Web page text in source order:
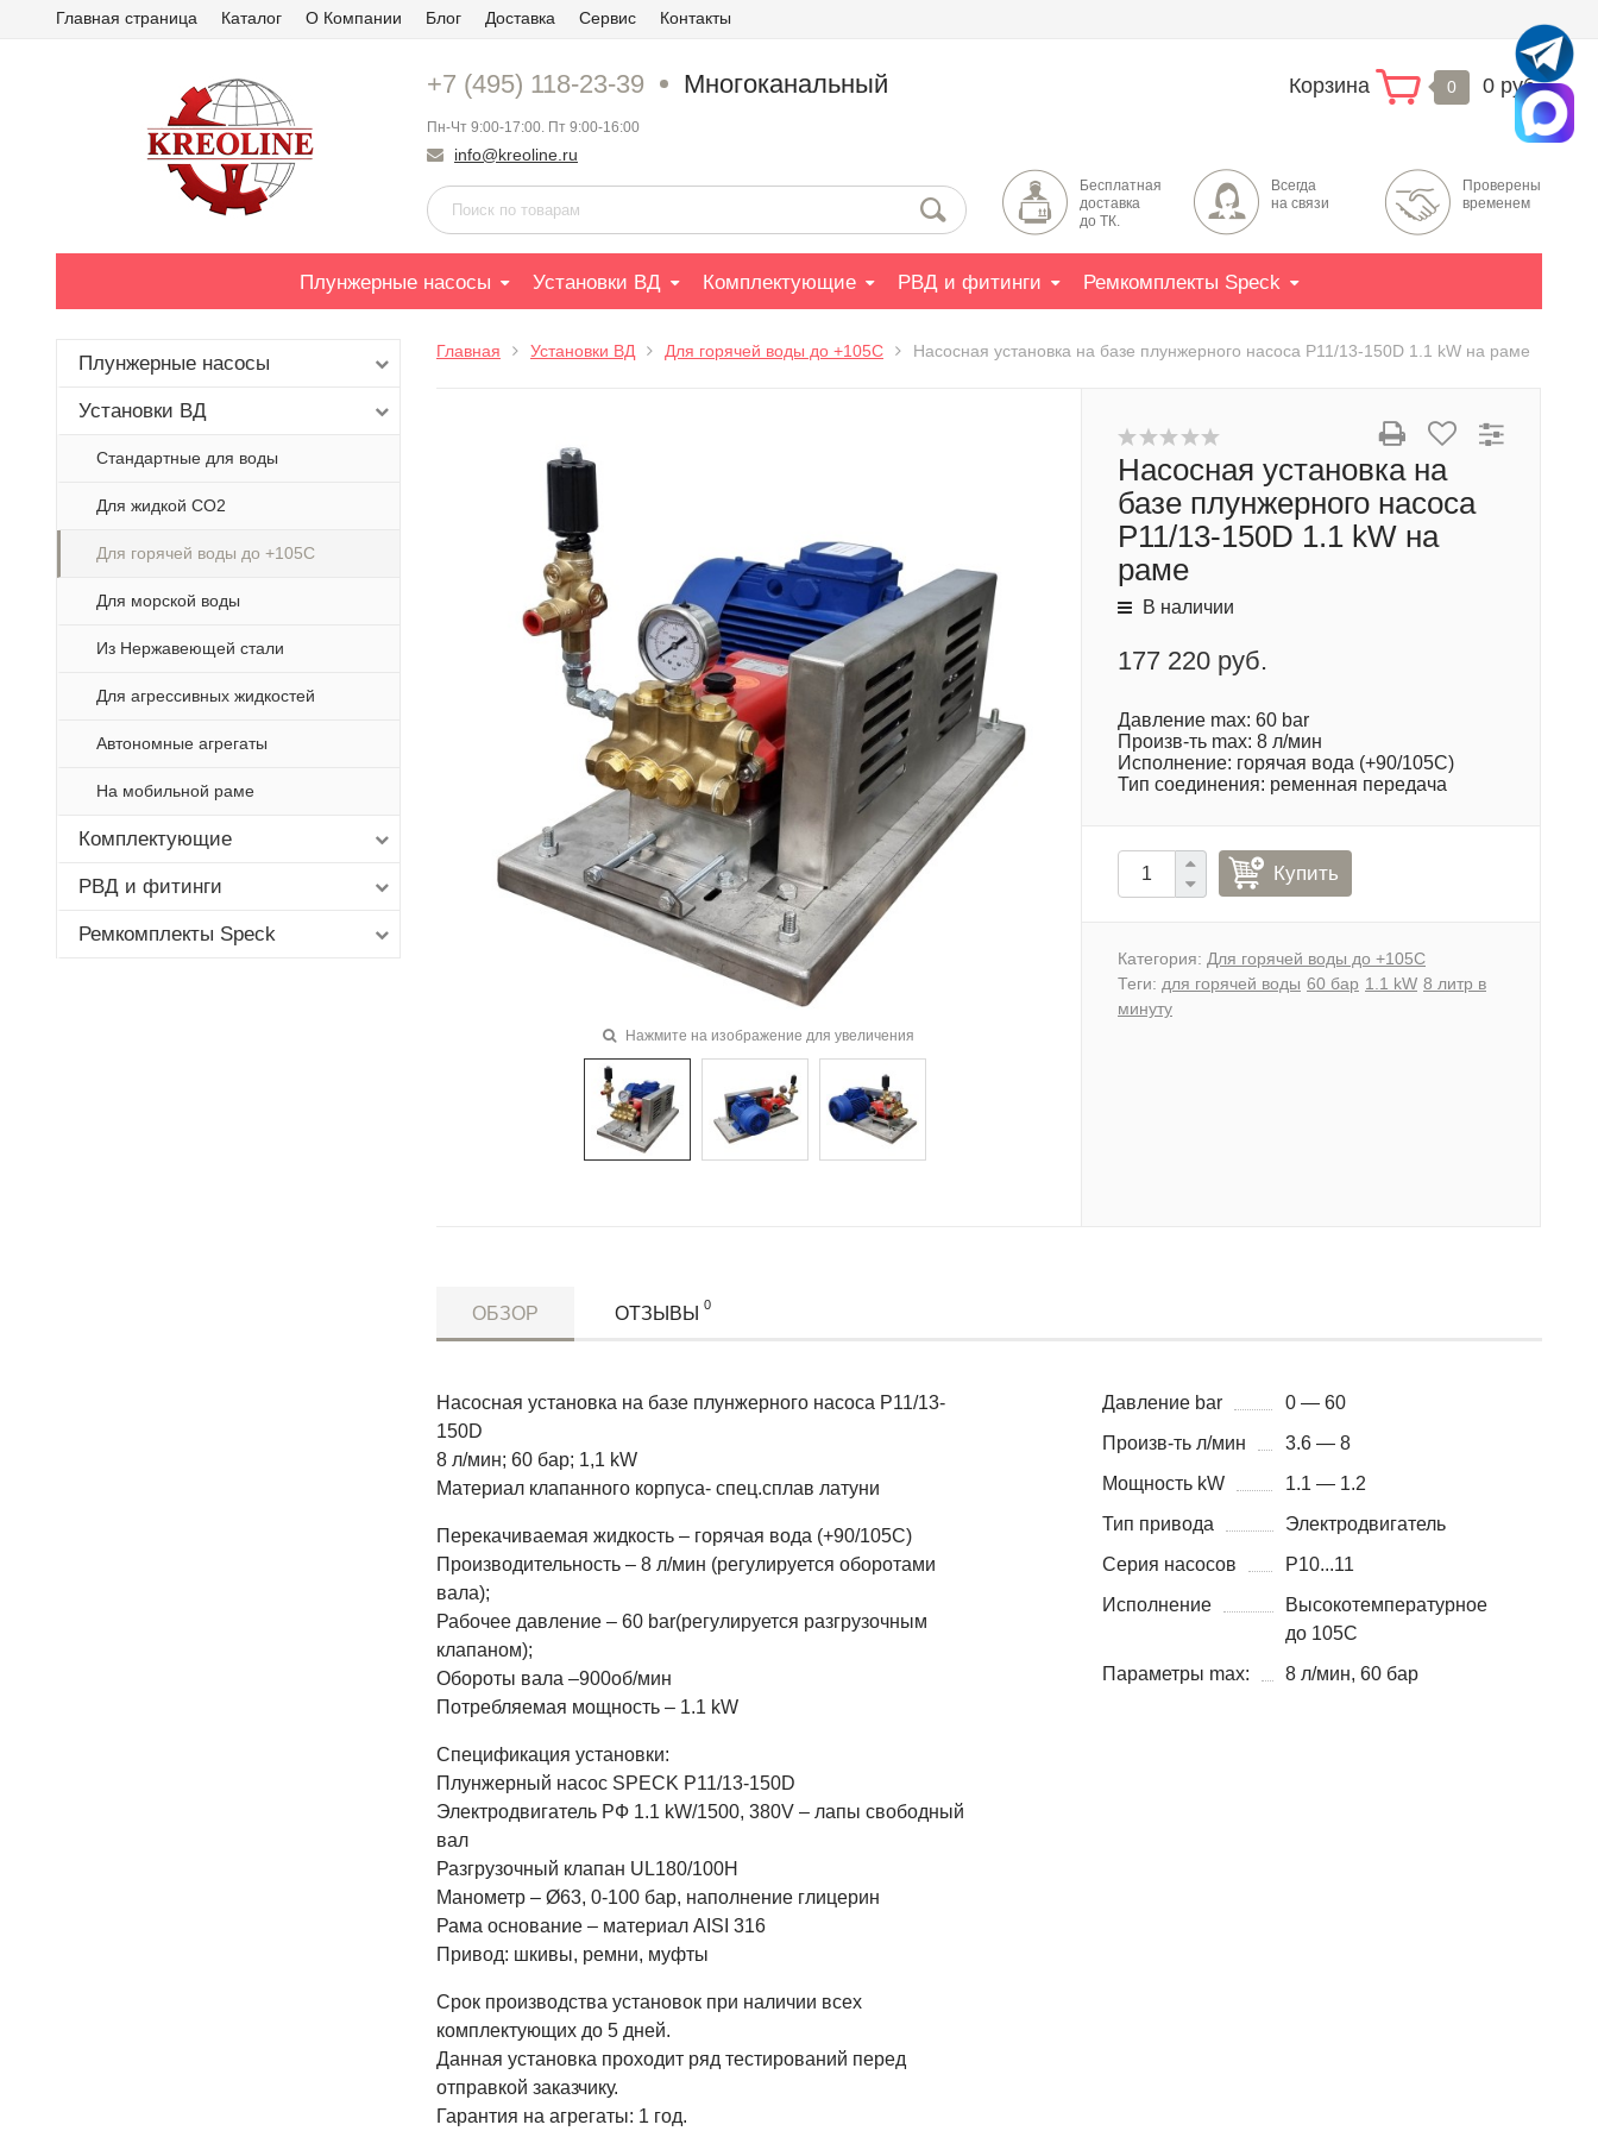
Главная страница Каталог О Компании Блог Доставка Сервис Контакты
+7 (495) 118-23-39 Многоканальный
Пн-Чт 9:00-17:00. Пт 9:00-16:00
info@kreoline.ru
Корзина 0 0 руб.
Бесплатная
доставка
до ТК.
Всегда
на связи
Проверены
временем
Плунжерные насосы Установки ВД Комплектующие РВД и фитинги Ремкомплекты Speck
Плунжерные насосы
Установки ВД
Стандартные для воды
Для жидкой СО2
Для горячей воды до +105С
Для морской воды
Из Нержавеющей стали
Для агрессивных жидкостей
Автономные агрегаты
На мобильной раме
Комплектующие
РВД и фитинги
Ремкомплекты Speck
Главная Установки ВД Для горячей воды до +105С Насосная установка на базе плунжерного насоса P11/13-150D 1.1 kW на раме
Нажмите на изображение для увеличения
Насосная установка на
базе плунжерного насоса
P11/13-150D 1.1 kW на
раме
В наличии
177 220 руб.
Давление max: 60 bar
Произв-ть max: 8 л/мин
Исполнение: горячая вода (+90/105С)
Тип соединения: ременная передача
Купить
Категория: Для горячей воды до +105С
Теги: для горячей воды 60 бар 1.1 kW 8 литр в
минуту
ОБЗОР ОТЗЫВЫ 0
Насосная установка на базе плунжерного насоса P11/13-
150D
8 л/мин; 60 бар; 1,1 kW
Материал клапанного корпуса- спец.сплав латуни
Перекачиваемая жидкость – горячая вода (+90/105С)
Производительность – 8 л/мин (регулируется оборотами
вала);
Рабочее давление – 60 bar(регулируется разгрузочным
клапаном);
Обороты вала –900об/мин
Потребляемая мощность – 1.1 kW
Спецификация установки:
Плунжерный насос SPECK P11/13-150D
Электродвигатель РФ 1.1 kW/1500, 380V – лапы свободный
вал
Разгрузочный клапан UL180/100H
Манометр – Ø63, 0-100 бар, наполнение глицерин
Рама основание – материал AISI 316
Привод: шкивы, ремни, муфты
Срок производства установок при наличии всех
комплектующих до 5 дней.
Данная установка проходит ряд тестирований перед
отправкой заказчику.
Гарантия на агрегаты: 1 год.
Давление bar
0 — 60
Произв-ть л/мин
3.6 — 8
Мощность kW
1.1 — 1.2
Тип привода
Электродвигатель
Серия насосов
P10...11
Исполнение
Высокотемпературное
до 105С
Параметры max:
8 л/мин, 60 бар